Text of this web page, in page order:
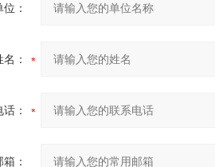
：
：
：
：